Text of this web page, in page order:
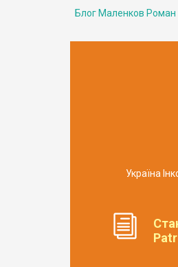
Блог Маленков Роман
Україна